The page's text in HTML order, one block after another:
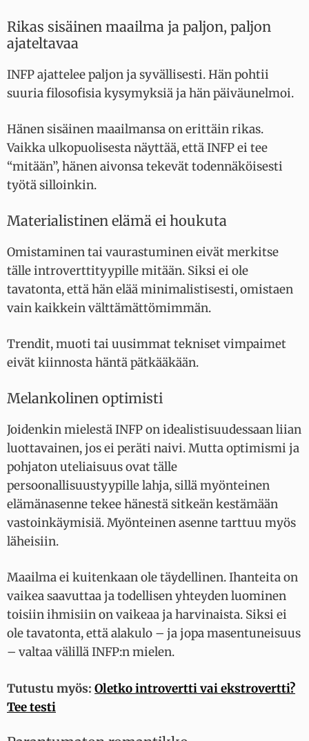
Rikas sisäinen maailma ja paljon, paljon
ajateltavaa
INFP ajattelee paljon ja syvällisesti. Hän pohtii
suuria filosofisia kysymyksiä ja hän päiväunelmoi.
Hänen sisäinen maailmansa on erittäin rikas.
Vaikka ulkopuolisesta näyttää, että INFP ei tee
“mitään”, hänen aivonsa tekevät todennäköisesti
työtä silloinkin.
Materialistinen elämä ei houkuta
Omistaminen tai vaurastuminen eivät merkitse
tälle introverttityypille mitään. Siksi ei ole
tavatonta, että hän elää minimalistisesti, omistaen
vain kaikkein välttämättömimmän.
Trendit, muoti tai uusimmat tekniset vimpaimet
eivät kiinnosta häntä pätkääkään.
Melankolinen optimisti
Joidenkin mielestä INFP on idealistisuudessaan liian
luottavainen, jos ei peräti naivi. Mutta optimismi ja
pohjaton uteliaisuus ovat tälle
persoonallisuustyypille lahja, sillä myönteinen
elämänasenne tekee hänestä sitkeän kestämään
vastoinkäymisiä. Myönteinen asenne tarttuu myös
läheisiin.
Maailma ei kuitenkaan ole täydellinen. Ihanteita on
vaikea saavuttaa ja todellisen yhteyden luominen
toisiin ihmisiin on vaikeaa ja harvinaista. Siksi ei
ole tavatonta, että alakulo – ja jopa masentuneisuus
– valtaa välillä INFP:n mielen.
Tutustu myös: Oletko introvertti vai ekstrovertti?
Tee testi